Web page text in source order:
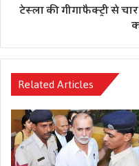
टेस्ला की गीगाफैक्ट्री से
Related Articles